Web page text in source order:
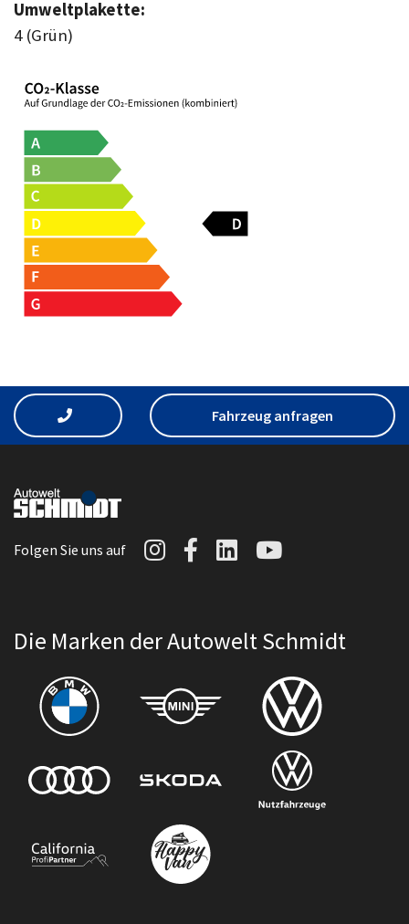
Umweltplakette:
4 (Grün)
Fahrzeug anfragen
Folgen Sie uns auf Autowelt Schmidt auf
Autowelt Schmidt
AutoweltAutowelt
Die Marken der Autowelt Schmidt